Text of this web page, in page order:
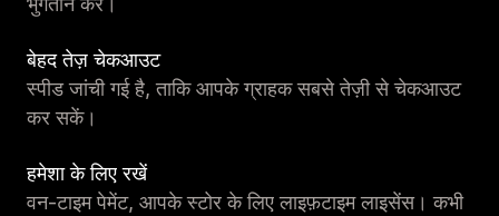
बेहद तेज़ चेकआउट
स्पीड जांची गई है, ताकि आपके ग्राहक सबसे तेज़ी से चेकआउट
कर सकें।
हमेशा के लिए रखें
वन-टाइम पेमेंट, आपके स्टोर के लिए लाइफ़टाइम लाइसेंस। कभी